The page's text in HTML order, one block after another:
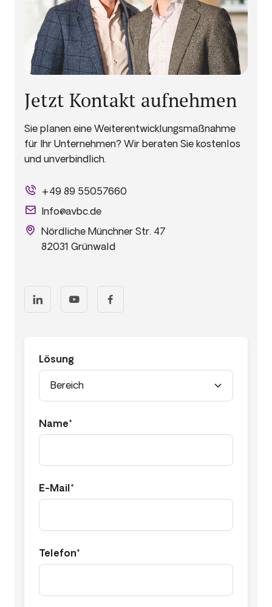
Jetzt Kontakt aufnehmen
Sie planen eine Weiterentwicklungsmaßnahme
für Ihr Unternehmen? Wir beraten Sie kostenlos
und unverbindlich.
+49 89 55057660
Info@avbc.de
Nördliche Münchner Str. 47
82031 Grünwald
Lösung
Name*
E-Mail*
Telefon*